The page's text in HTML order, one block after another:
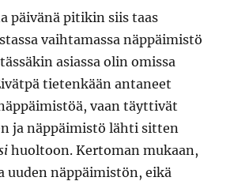
päivänä pitikin siis taas
vaihtamassa näppäimistö
asiassa olin omissa
tietenkään antaneet
vaan täyttivät
ja näppäimistö lähti sitten
huoltoon. Kertoman mukaan,
uuden näppäimistön, eikä